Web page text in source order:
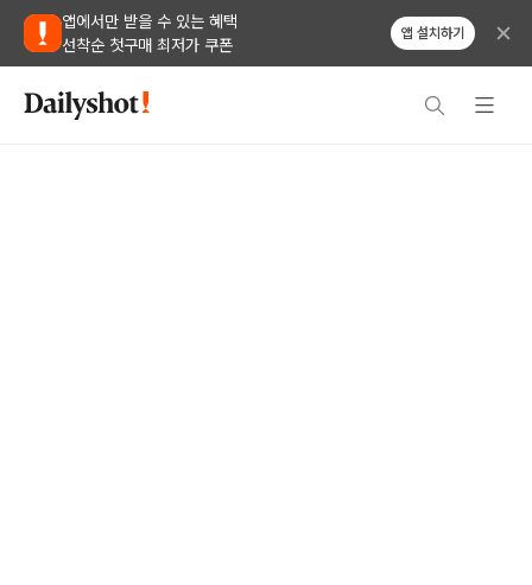
앱에서만 받을 수 있는 혜택
선착순 첫구매 최저가 쿠폰
앱 설치하기